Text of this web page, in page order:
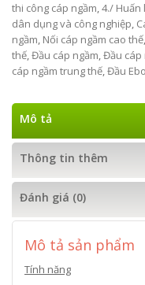
thi công cáp ngầm,4./ Huấn
dân dụng và công nghiệp,
ngầm, Nối cáp ngầm cao thế,
thế,Đầu cáp ngầm,Đầu cáp
cáp ngầm trung thế,Đầu
Mô tả
Thông tin thêm
Đánh giá (0)
Mô tả sản phẩm
Tính năng